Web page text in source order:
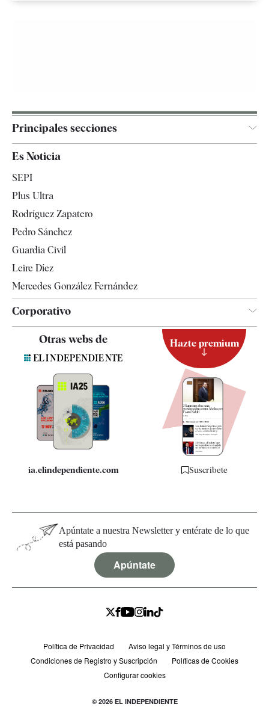
Principales secciones
Televisión
Es Noticia
SEPI
Plus Ultra
Rodríguez Zapatero
Pedro Sánchez
Guardia Civil
Leire Díez
Mercedes González Fernández
Corporativo
Quiénes somos
Especificaciones
Otras webs de
ia.elindependiente.com
Hazte premium
Suscríbete
Apúntate a nuestra Newsletter y entérate de lo que
está pasando
Apúntate
Política de Privacidad
Aviso legal y Términos de uso
Condiciones de Registro y Suscripción
Políticas de Cookies
Configurar cookies
© 2026 EL INDEPENDIENTE